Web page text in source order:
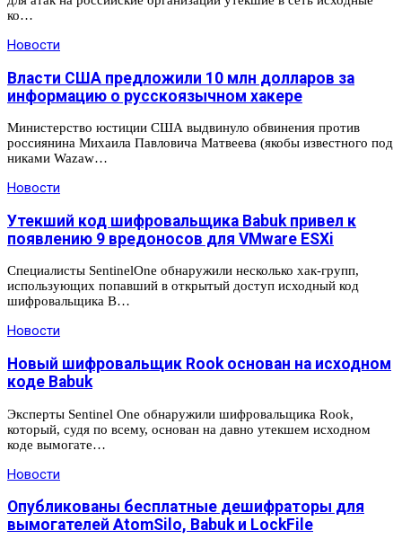
ко…
Новости
Власти США предложили 10 млн долларов за
информацию о русскоязычном хакере
Министерство юстиции США выдвинуло обвинения против
россиянина Михаила Павловича Матвеева (якобы известного под
никами Wazaw…
Новости
Утекший код шифровальщика Babuk привел к
появлению 9 вредоносов для VMware ESXi
Специалисты SentinelOne обнаружили несколько хак-групп,
использующих попавший в открытый доступ исходный код
шифровальщика B…
Новости
Новый шифровальщик Rook основан на исходном
коде Babuk
Эксперты Sentinel One обнаружили шифровальщика Rook,
который, судя по всему, основан на давно утекшем исходном
коде вымогате…
Новости
Опубликованы бесплатные дешифраторы для
вымогателей AtomSilo, Babuk и LockFile